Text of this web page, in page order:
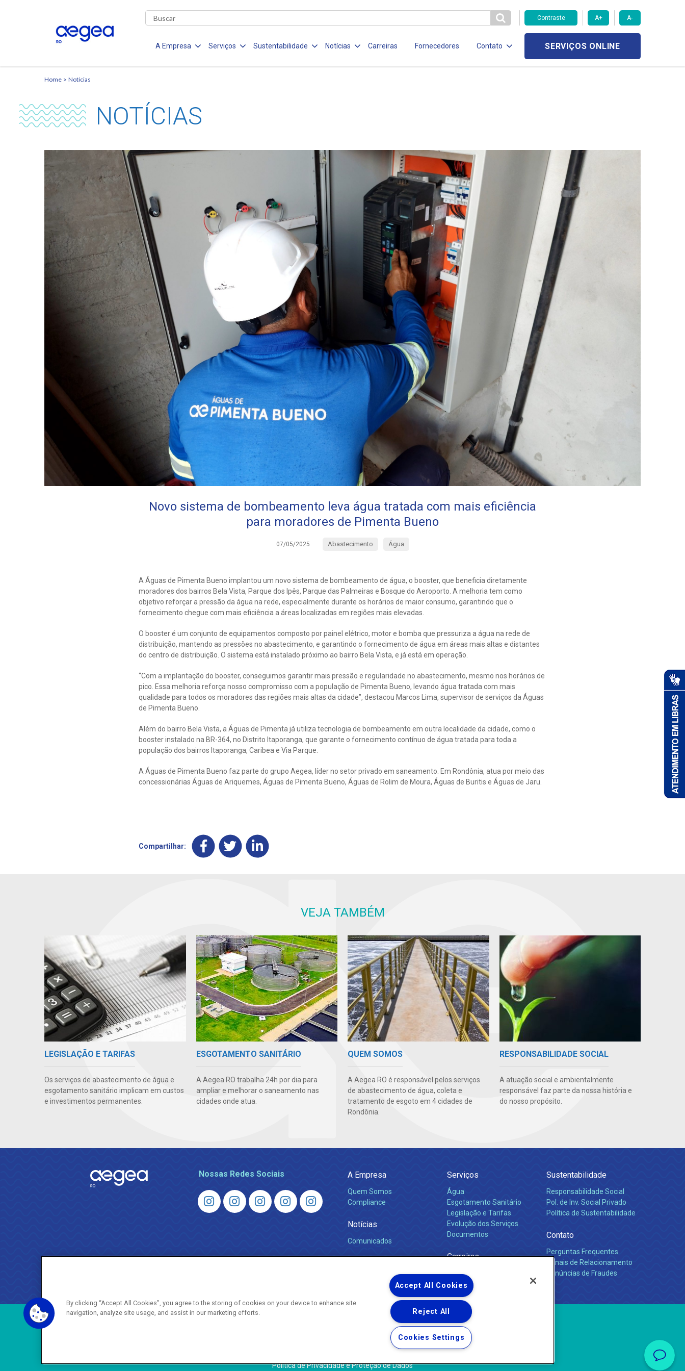
Contraste A+ A-
A Empresa Serviços Sustentabilidade Notícias Carreiras Fornecedores Contato SERVIÇOS ONLINE
Home Notícias
NOTÍCIAS
Novo sistema de bombeamento leva água tratada com mais eficiência
para moradores de Pimenta Bueno
07/05/2025 Abastecimento Água
A Águas de Pimenta Bueno implantou um novo sistema de bombeamento de água, o booster, que beneficia diretamente
moradores dos bairros Bela Vista, Parque dos Ipês, Parque das Palmeiras e Bosque do Aeroporto. A melhoria tem como
objetivo reforçar a pressão da água na rede, especialmente durante os horários de maior consumo, garantindo que o
fornecimento chegue com mais eficiência a áreas localizadas em regiões mais elevadas.
O booster é um conjunto de equipamentos composto por painel elétrico, motor e bomba que pressuriza a água na rede de
distribuição, mantendo as pressões no abastecimento, e garantindo o fornecimento de água em áreas mais altas e distantes
do centro de distribuição. O sistema está instalado próximo ao bairro Bela Vista, e já está em operação.
“Com a implantação do booster, conseguimos garantir mais pressão e regularidade no abastecimento, mesmo nos horários de
pico. Essa melhoria reforça nosso compromisso com a população de Pimenta Bueno, levando água tratada com mais
qualidade para todos os moradores das regiões mais altas da cidade”, destacou Marcos Lima, supervisor de serviços da Águas
de Pimenta Bueno.
Além do bairro Bela Vista, a Águas de Pimenta já utiliza tecnologia de bombeamento em outra localidade da cidade, como o
booster instalado na BR-364, no Distrito Itaporanga, que garante o fornecimento contínuo de água tratada para toda a
população dos bairros Itaporanga, Caribea e Via Parque.
A Águas de Pimenta Bueno faz parte do grupo Aegea, líder no setor privado em saneamento. Em Rondônia, atua por meio das
concessionárias Águas de Ariquemes, Águas de Pimenta Bueno, Águas de Rolim de Moura, Águas de Buritis e Águas de Jaru.
Compartilhar:
VEJA TAMBÉM
LEGISLAÇÃO E TARIFAS
Os serviços de abastecimento de água e
esgotamento sanitário implicam em custos
e investimentos permanentes.
ESGOTAMENTO SANITÁRIO
A Aegea RO trabalha 24h por dia para
ampliar e melhorar o saneamento nas
cidades onde atua.
QUEM SOMOS
A Aegea RO é responsável pelos serviços
de abastecimento de água, coleta e
tratamento de esgoto em 4 cidades de
Rondônia.
RESPONSABILIDADE SOCIAL
A atuação social e ambientalmente
responsável faz parte da nossa história e
do nosso propósito.
Nossas Redes Sociais A Empresa
Quem Somos
Compliance
Notícias
Comunicados
Serviços
Água
Esgotamento Sanitário
Legislação e Tarifas
Evolução dos Serviços
Documentos
Carreiras
Sustentabilidade
Responsabilidade Social
Pol. de Inv. Social Privado
Política de Sustentabilidade
Contato
Perguntas Frequentes
Canais de Relacionamento
Denúncias de Fraudes
Copyright © 2026 - Todos os Direitos Reservados.
Política de Privacidade e Proteção de Dados
By clicking “Accept All Cookies”, you agree to the storing of cookies on your device to enhance site
navigation, analyze site usage, and assist in our marketing efforts.
Accept All Cookies
Reject All
Cookies Settings